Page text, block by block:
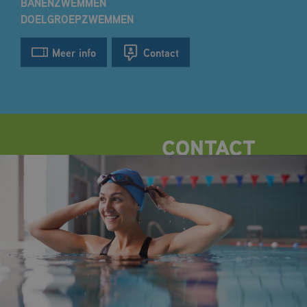
DOELGROEPZWEMMEN
Meer info Contact